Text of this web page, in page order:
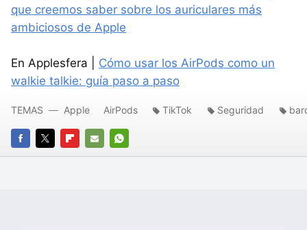
que creemos saber sobre los auriculares más
ambiciosos de Apple
En Applesfera | Cómo usar los AirPods como un
walkie talkie: guía paso a paso
FACEBOOK
TWITTERFLIPBOARD
E-
WHATSAPP
TEMAS Apple AirPods TikTok Seguridad